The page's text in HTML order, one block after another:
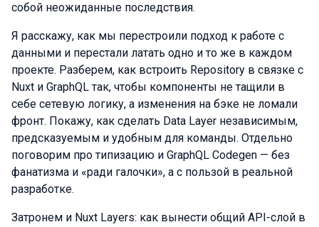
собой неожиданные последствия.
Я расскажу, как мы перестроили подход к работе с
данными и перестали латать одно и то же в каждом
проекте. Разберем, как встроить Repository в связке с
Nuxt и GraphQL так, чтобы компоненты не тащили в
себе сетевую логику, а изменения на бэке не ломали
фронт. Покажу, как сделать Data Layer независимым,
предсказуемым и удобным для команды. Отдельно
поговорим про типизацию и GraphQL Codegen — без
фанатизма и «ради галочки», а с пользой в реальной
разработке.
Затронем и Nuxt Layers: как вынести общий API-слой в